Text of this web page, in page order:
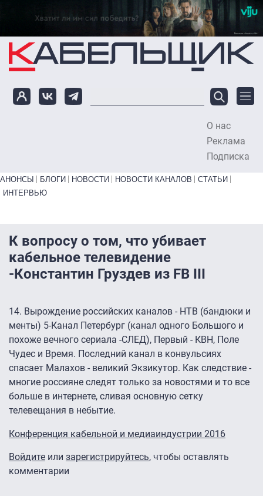
Перейти к основному содержанию
О нас
Реклама
Подписка
Primary links bottom
АНОНСЫ БЛОГИ НОВОСТИ НОВОСТИ КАНАЛОВ
СТАТЬИ
ИНТЕРВЬЮ
К вопросу о том, что убивает
кабельное телевидение
-Константин Груздев из FB III
14. Вырождение российских каналов - НТВ (бандюки и
менты) 5-Канал Петербург (канал одного Большого и
похоже вечного сериала -СЛЕД), Первый - КВН, Поле
Чудес и Время. Последний канал в конвульсиях
спасает Малахов - великий Экзикутор. Как следствие -
многие россияне следят только за новостями и то все
больше в интернете, сливая основную сетку
телевещания в небытие.
Конференция кабельной и медиаиндустрии 2016
Войдите или зарегистрируйтесь, чтобы оставлять
комментарии